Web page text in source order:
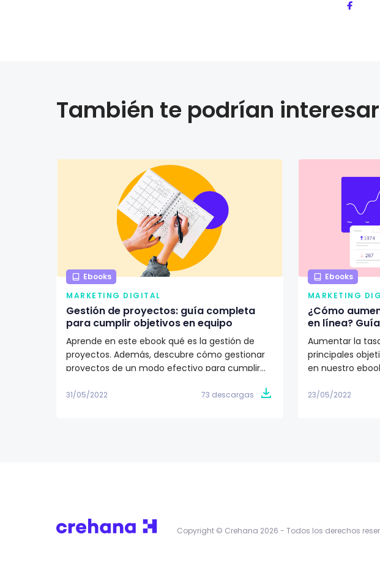
También te podrían
Ebooks
MARKETING DIGITAL
Gestión de proyectos: guía completa
para cumplir objetivos en equipo
Aprende en este ebook qué es la gestión de
proyectos. Además, descubre cómo gestionar
proyectos de un modo efectivo para cumplir
31/05/2022 73 descargas
Ebooks
MARKETING
¿Cómo
en línea?
crecimiento
Aumentar la
principales
en nuestro
23/05/2022
Copyright © Crehana 2026 - Todos los derechos